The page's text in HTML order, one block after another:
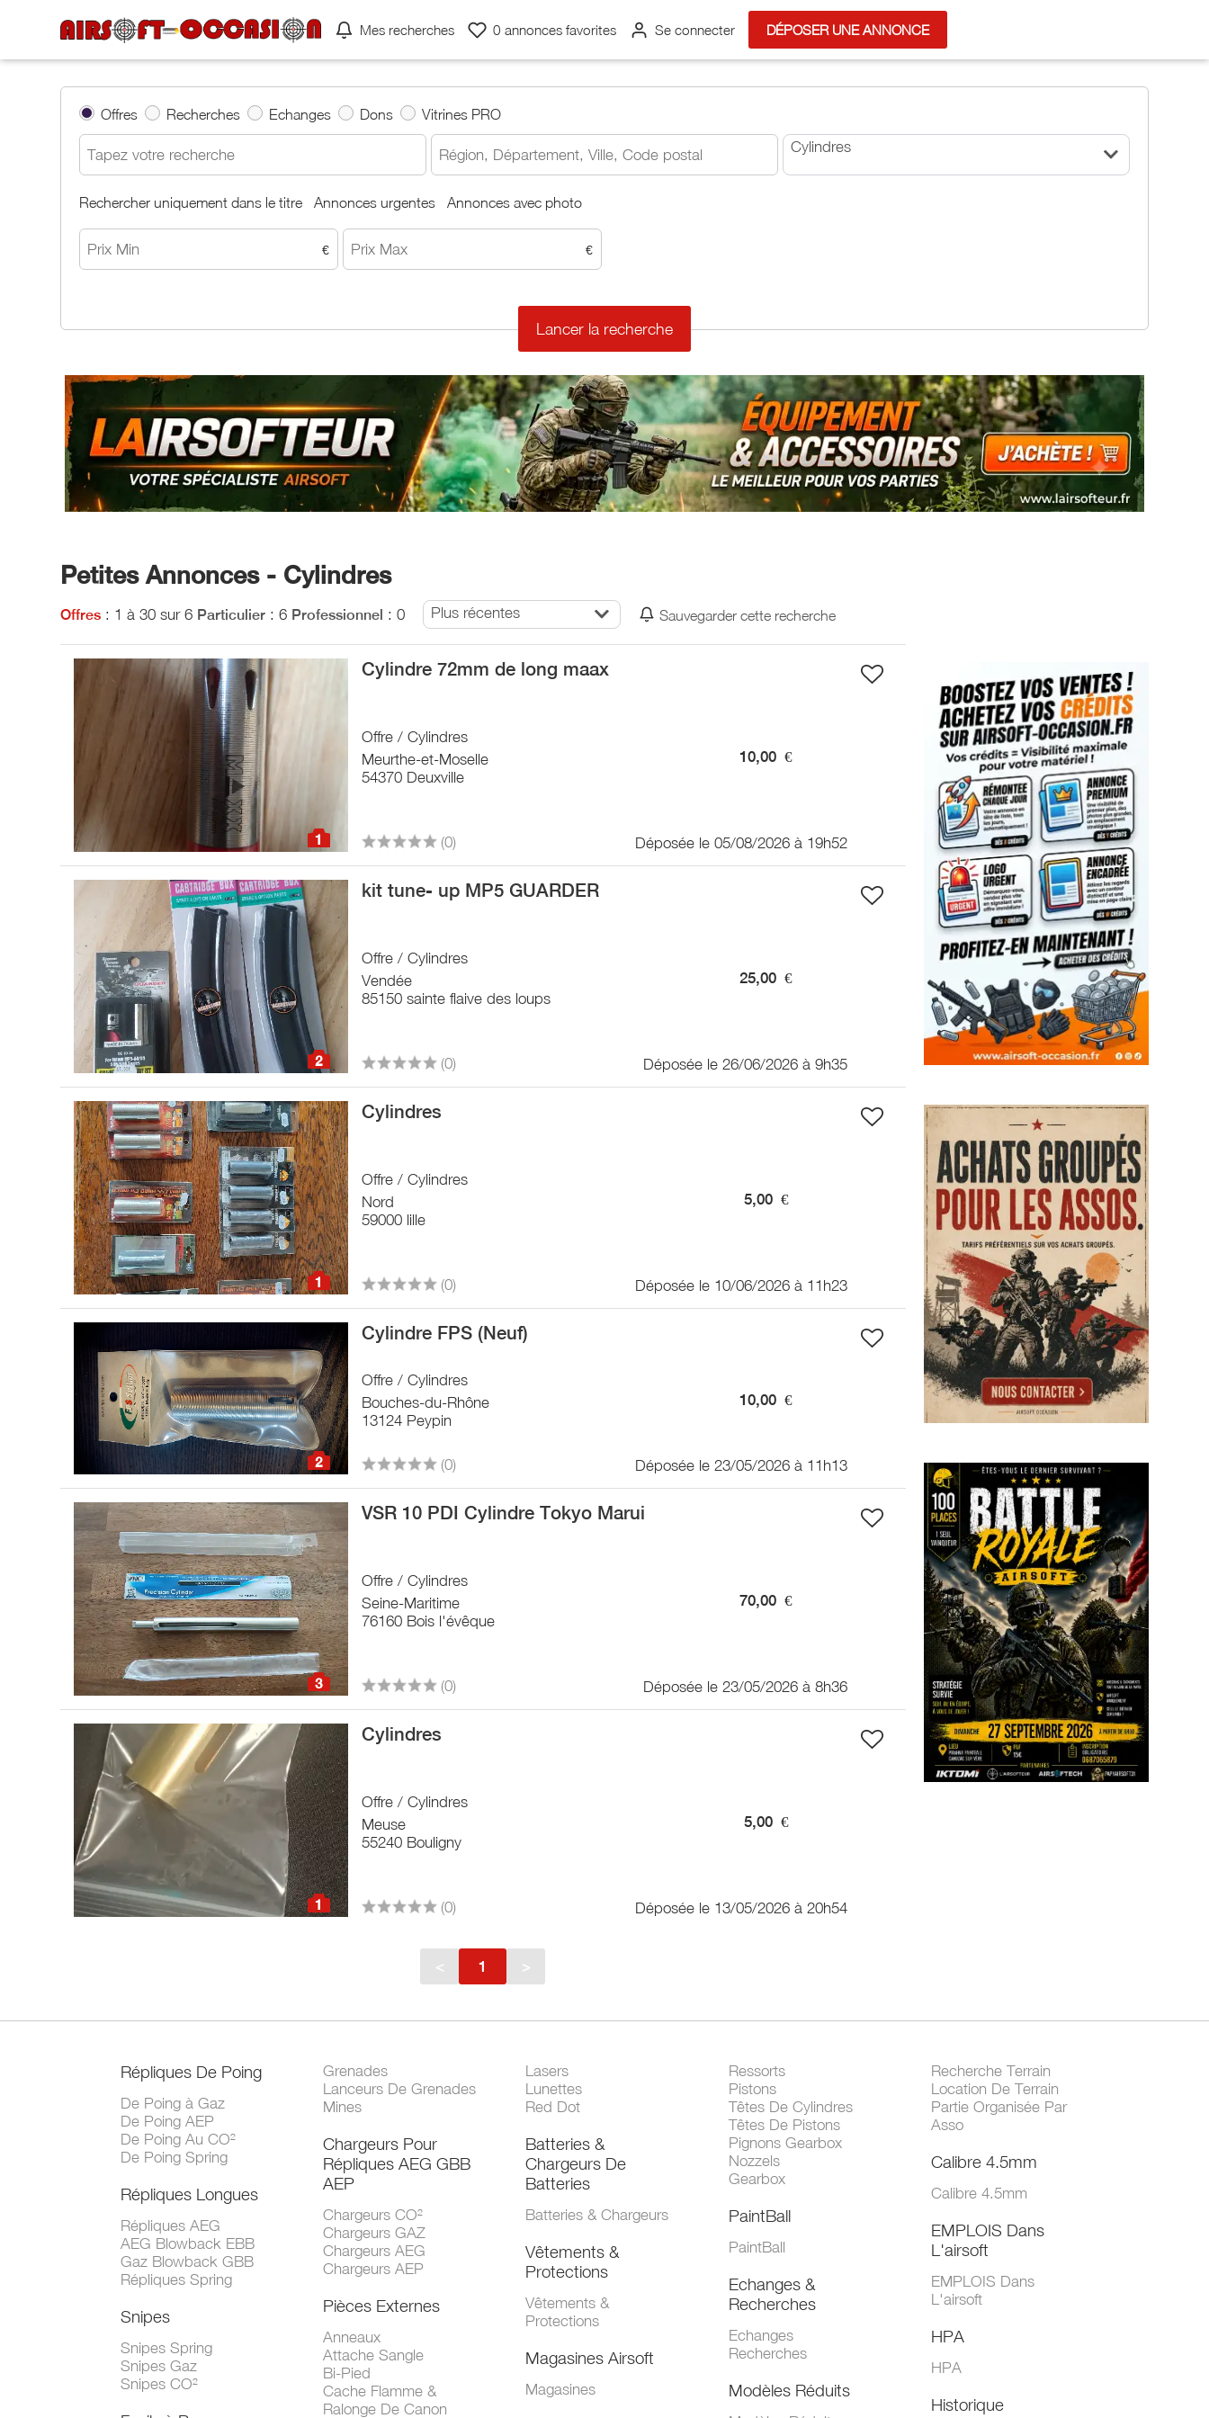
Mes recherches 0 annonces favorites Se connecter DÉPOSER UNE ANNONCE
Offres Recherches Echanges Dons Vitrines PRO
Cylindres
Rechercher uniquement dans le titre Annonces urgentes Annonces avec photo
€ €
Petites Annonces - Cylindres
Offres : 1 à 30 sur 6 Particulier : 6 Professionnel : 0 Plus récentes Sauvegarder cette recherche
1
Cylindre 72mm de long maax
Offre / Cylindres
Meurthe-et-Moselle
54370 Deuxville
10,00 €
(0) Déposée le 05/08/2026 à 19h52
2
kit tune- up MP5 GUARDER
Offre / Cylindres
Vendée
85150 sainte flaive des loups
25,00 €
(0) Déposée le 26/06/2026 à 9h35
1
Cylindres
Offre / Cylindres
Nord
59000 lille
5,00 €
(0) Déposée le 10/06/2026 à 11h23
2
Cylindre FPS (Neuf)
Offre / Cylindres
Bouches-du-Rhône
13124 Peypin
10,00 €
(0) Déposée le 23/05/2026 à 11h13
3
VSR 10 PDI Cylindre Tokyo Marui
Offre / Cylindres
Seine-Maritime
76160 Bois l'évêque
70,00 €
(0) Déposée le 23/05/2026 à 8h36
1
Cylindres
Offre / Cylindres
Meuse
55240 Bouligny
5,00 €
(0) Déposée le 13/05/2026 à 20h54
< 1 >
Répliques De Poing
De Poing à Gaz
De Poing AEP
De Poing Au CO²
De Poing Spring
Répliques Longues
Répliques AEG
AEG Blowback EBB
Gaz Blowback GBB
Répliques Spring
Snipes
Snipes Spring
Snipes Gaz
Snipes CO²
Grenades
Lanceurs De Grenades
Mines
Chargeurs Pour
Répliques AEG GBB
AEP
Chargeurs CO²
Chargeurs GAZ
Chargeurs AEG
Chargeurs AEP
Pièces Externes
Anneaux
Attache Sangle
Bi-Pied
Cache Flamme &
Ralonge De Canon
Lasers
Lunettes
Red Dot
Batteries &
Chargeurs De
Batteries
Batteries & Chargeurs
Vêtements &
Protections
Vêtements &
Protections
Magasines Airsoft
Magasines
Ressorts
Pistons
Têtes De Cylindres
Têtes De Pistons
Pignons Gearbox
Nozzels
Gearbox
PaintBall
PaintBall
Echanges &
Recherches
Echanges
Recherches
Modèles Réduits
Recherche Terrain
Location De Terrain
Partie Organisée Par
Asso
Calibre 4.5mm
Calibre 4.5mm
EMPLOIS Dans
L'airsoft
EMPLOIS Dans
L'airsoft
HPA
HPA
Historique